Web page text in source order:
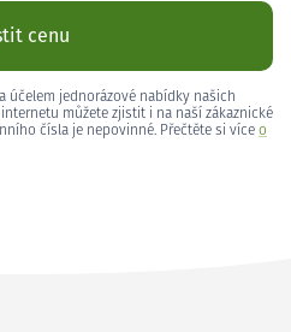
cenu
účelem jednorázové nabídky našich
můžete zjistit i na naší zákaznické
čísla je nepovinné. Přečtěte si více o